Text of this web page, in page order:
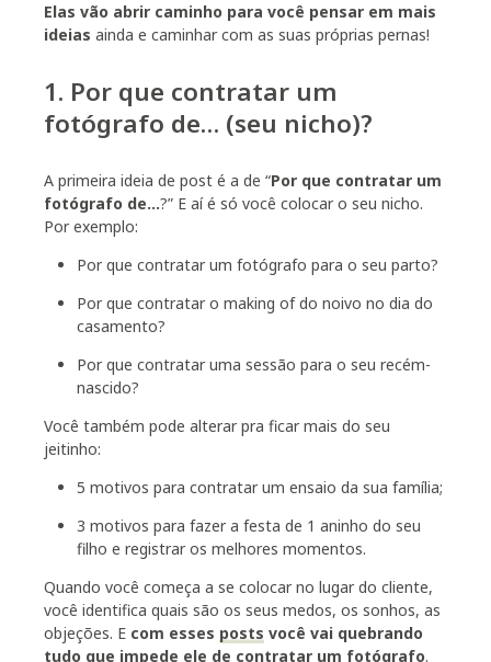
Elas vão abrir caminho para você pensar em mais
ideias ainda e caminhar com as suas próprias pernas!
1. Por que contratar um
fotógrafo de… (seu nicho)?
A primeira ideia de post é a de “Por que contratar um
fotógrafo de…?” E aí é só você colocar o seu nicho.
Por exemplo:
Por que contratar um fotógrafo para o seu parto?
Por que contratar o making of do noivo no dia do
casamento?
Por que contratar uma sessão para o seu recém-
nascido?
Você também pode alterar pra ficar mais do seu
jeitinho:
5 motivos para contratar um ensaio da sua família;
3 motivos para fazer a festa de 1 aninho do seu
filho e registrar os melhores momentos.
Quando você começa a se colocar no lugar do cliente,
você identifica quais são os seus medos, os sonhos, as
objeções. E com esses posts você vai quebrando
tudo que impede ele de contratar um fotógrafo.